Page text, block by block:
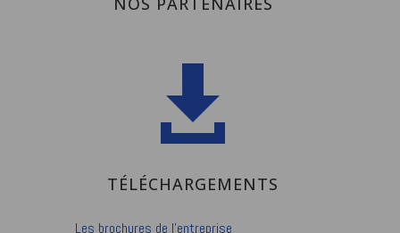

TÉLÉCHARGEMENTS
Les brochures de l’entreprise